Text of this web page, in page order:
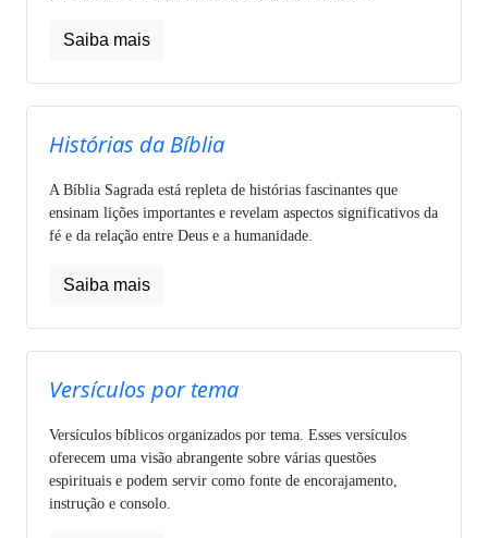
Saiba mais
Histórias da Bíblia
A Bíblia Sagrada está repleta de histórias fascinantes que
ensinam lições importantes e revelam aspectos significativos da
fé e da relação entre Deus e a humanidade.
Saiba mais
Versículos por tema
Versículos bíblicos organizados por tema. Esses versículos
oferecem uma visão abrangente sobre várias questões
espirituais e podem servir como fonte de encorajamento,
instrução e consolo.